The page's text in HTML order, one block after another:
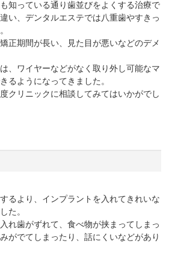
知っている通り歯並びをよくする治療で
い、デンタルエステでは八重歯やすきっ
正期間が長い、見た目が悪いなどのデメ
、ワイヤーなどがなく取り外し可能なマ
るようになってきました。
クリニックに相談してみてはいかがでし
るより、インプラントを入れてきれいな
た。
れ歯がずれて、食べ物が挟まってしまっ
がでてしまったり、話にくいなどがあり